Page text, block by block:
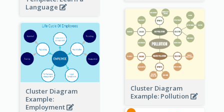
Language
Cluster Diagram
Example: Pollution
Cluster Diagram
Example:
Employment